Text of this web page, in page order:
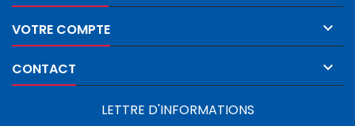
VOTRE COMPTE 
CONTACT 
LETTRE D'INFORMATIONS